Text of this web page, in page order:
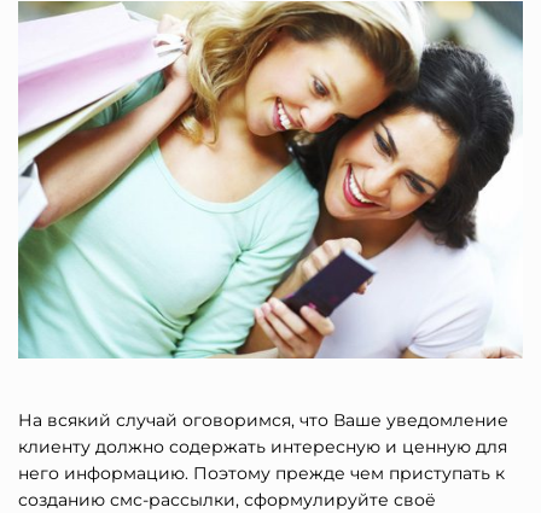
На всякий случай оговоримся, что Ваше уведомление
клиенту должно содержать интересную и ценную для
него информацию. Поэтому прежде чем приступать к
созданию смс-рассылки, сформулируйте своё